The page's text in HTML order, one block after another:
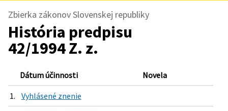
Zbierka zákonov Slovenskej republiky
História predpisu
42/1994 Z. z.
Dátum účinnosti Novela
1. Vyhlásené znenie